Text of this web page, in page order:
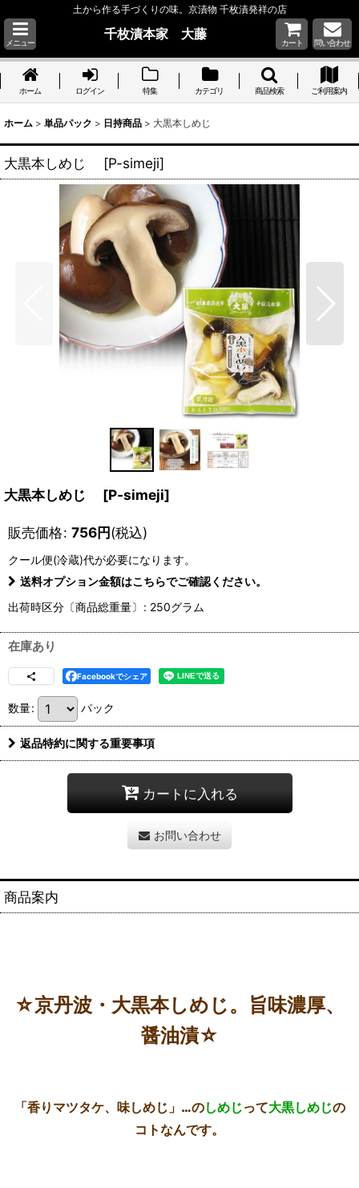
土から作る手づくりの味。京漬物 千枚漬発祥の店
メニュー
千枚漬本家 大藤
カート 問い合わせ
ホーム ログイン 特集 カテゴリ 商品検索 ご利用案内
ホーム > 単品パック > 日持商品 > 大黒本しめじ
大黒本しめじ [P-simeji]
大黒本しめじ [P-simeji]
販売価格: 756円(税込)
クール便(冷蔵)代が必要になります。
送料オプション金額はこちらでご確認ください。
出荷時区分〔商品総重量〕 : 250グラム
在庫あり
Facebookでシェア
数量: パック
返品特約に関する重要事項
カートに入れる
お問い合わせ
商品案内
☆京丹波・大黒本しめじ。旨味濃厚、
醤油漬☆
「香りマツタケ、味しめじ」…のしめじって大黒しめじの
コトなんです。